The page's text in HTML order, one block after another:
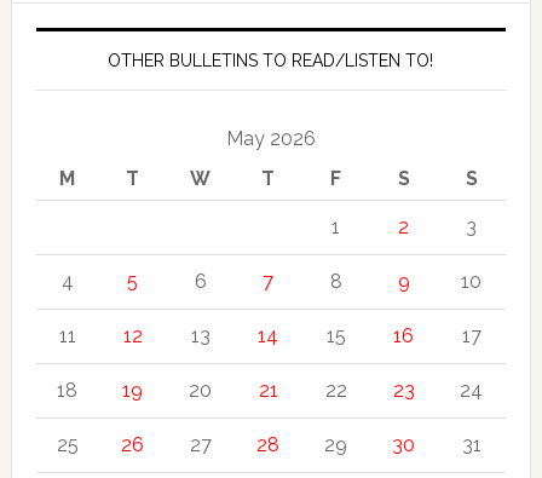
OTHER BULLETINS TO READ/LISTEN TO!
May 2026
M
T W T F S S
1 2 3
4 5 6 7 8 9 10
11 12 13 14 15 16 17
18 19 20 21 22 23 24
25 26 27 28 29 30 31